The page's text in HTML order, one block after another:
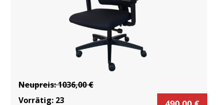
Neupreis:1036,00€
Vorrätig: 23